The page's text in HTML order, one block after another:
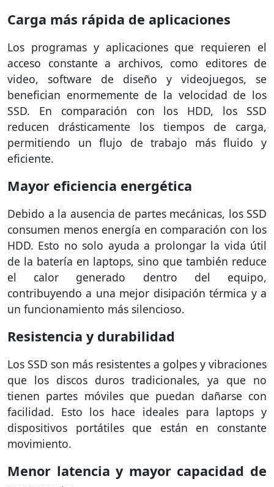
Carga más rápida de aplicaciones
Los programas y aplicaciones que requieren el
acceso constante a archivos, como editores de
video, software de diseño y videojuegos, se
benefician enormemente de la velocidad de los
SSD. En comparación con los HDD, los SSD
reducen drásticamente los tiempos de carga,
permitiendo un flujo de trabajo más fluido y
eficiente.
Mayor eficiencia energética
Debido a la ausencia de partes mecánicas, los SSD
consumen menos energía en comparación con los
HDD. Esto no solo ayuda a prolongar la vida útil
de la batería en laptops, sino que también reduce
el calor generado dentro del equipo,
contribuyendo a una mejor disipación térmica y a
un funcionamiento más silencioso.
Resistencia y durabilidad
Los SSD son más resistentes a golpes y vibraciones
que los discos duros tradicionales, ya que no
tienen partes móviles que puedan dañarse con
facilidad. Esto los hace ideales para laptops y
dispositivos portátiles que están en constante
movimiento.
Menor latencia y mayor capacidad de